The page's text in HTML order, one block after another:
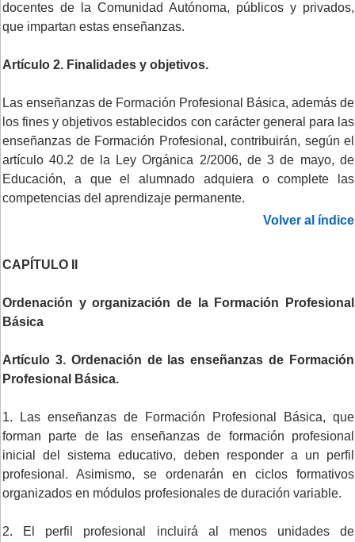
docentes de la Comunidad Autónoma, públicos y privados,
que impartan estas enseñanzas.
Artículo 2. Finalidades y objetivos.
Las enseñanzas de Formación Profesional Básica, además de
los fines y objetivos establecidos con carácter general para las
enseñanzas de Formación Profesional, contribuirán, según el
artículo 40.2 de la Ley Orgánica 2/2006, de 3 de mayo, de
Educación, a que el alumnado adquiera o complete las
competencias del aprendizaje permanente.
Volver al índice
CAPÍTULO II
Ordenación y organización de la Formación Profesional
Básica
Artículo 3. Ordenación de las enseñanzas de Formación
Profesional Básica.
1. Las enseñanzas de Formación Profesional Básica, que
forman parte de las enseñanzas de formación profesional
inicial del sistema educativo, deben responder a un perfil
profesional. Asimismo, se ordenarán en ciclos formativos
organizados en módulos profesionales de duración variable.
2. El perfil profesional incluirá al menos unidades de